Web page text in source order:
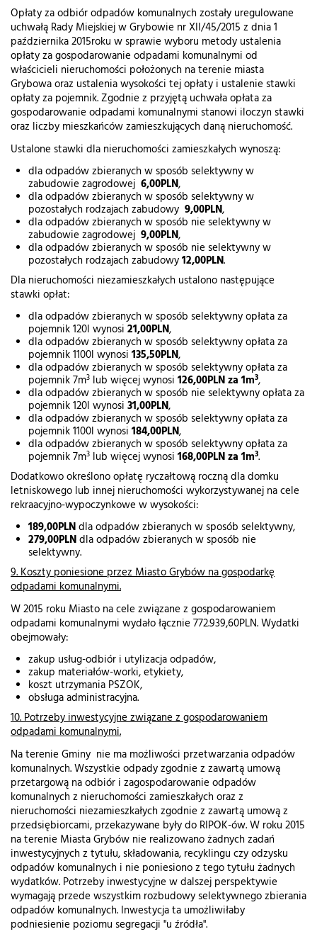
Opłaty za odbiór odpadów komunalnych zostały uregulowane
uchwałą Rady Miejskiej w Grybowie nr XII/45/2015 z dnia 1
października 2015roku w sprawie wyboru metody ustalenia
opłaty za gospodarowanie odpadami komunalnymi od
właścicieli nieruchomości położonych na terenie miasta
Grybowa oraz ustalenia wysokości tej opłaty i ustalenie stawki
opłaty za pojemnik. Zgodnie z przyjętą uchwała opłata za
gospodarowanie odpadami komunalnymi stanowi iloczyn stawki
oraz liczby mieszkańców zamieszkujących daną nieruchomość.
Ustalone stawki dla nieruchomości zamieszkałych wynoszą:
dla odpadów zbieranych w sposób selektywny w
zabudowie zagrodowej 6,00PLN,
dla odpadów zbieranych w sposób selektywny w
pozostałych rodzajach zabudowy 9,00PLN,
dla odpadów zbieranych w sposób nie selektywny w
zabudowie zagrodowej 9,00PLN,
dla odpadów zbieranych w sposób nie selektywny w
pozostałych rodzajach zabudowy12,00PLN.
Dla nieruchomości niezamieszkałych ustalono następujące
stawki opłat:
dla odpadów zbieranych w sposób selektywny opłata za
pojemnik 120l wynosi 21,00PLN,
dla odpadów zbieranych w sposób selektywny opłata za
pojemnik 1100l wynosi 135,50PLN,
dla odpadów zbieranych w sposób selektywny opłata za
pojemnik 7m3 lub więcej wynosi 126,00PLN za 1m3,
dla odpadów zbieranych w sposób nie selektywny opłata za
pojemnik 120l wynosi 31,00PLN,
dla odpadów zbieranych w sposób selektywny opłata za
pojemnik 1100l wynosi 184,00PLN,
dla odpadów zbieranych w sposób selektywny opłata za
pojemnik 7m3 lub więcej wynosi 168,00PLN za 1m3.
Dodatkowo określono opłatę ryczałtową roczną dla domku
letniskowego lub innej nieruchomości wykorzystywanej na cele
rekraacyjno-wypoczynkowe w wysokości:
189,00PLNdla odpadów zbieranych w sposób selektywny,
279,00PLNdla odpadów zbieranych w sposób nie
selektywny.
9. Koszty poniesione przez Miasto Grybów na gospodarkę
odpadami komunalnymi.
W 2015 roku Miasto na cele związane z gospodarowaniem
odpadami komunalnymi wydało łącznie 772.939,60PLN. Wydatki
obejmowały:
zakup usług-odbiór i utylizacja odpadów,
zakup materiałów-worki, etykiety,
koszt utrzymania PSZOK,
obsługa administracyjna.
10. Potrzeby inwestycyjne związane z gospodarowaniem
odpadami komunalnymi.
Na terenie Gminy nie ma możliwości przetwarzania odpadów
komunalnych. Wszystkie odpady zgodnie z zawartą umową
przetargową na odbiór i zagospodarowanie odpadów
komunalnych z nieruchomości zamieszkałych oraz z
nieruchomości niezamieszkałych zgodnie z zawartą umową z
przedsiębiorcami, przekazywane były do RIPOK-ów. W roku 2015
na terenie Miasta Grybów nie realizowano żadnych zadań
inwestycyjnych z tytułu, składowania, recyklingu czy odzysku
odpadów komunalnych i nie poniesiono z tego tytułu żadnych
wydatków. Potrzeby inwestycyjne w dalszej perspektywie
wymagają przede wszystkim rozbudowy selektywnego zbierania
odpadów komunalnych. Inwestycja ta umożliwiłaby
podniesienie poziomu segregacji "u źródła".